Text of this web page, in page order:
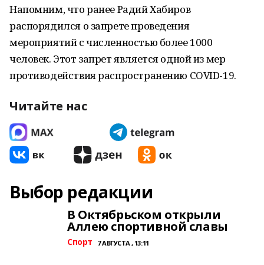
Напомним, что ранее Радий Хабиров
распорядился о запрете проведения
мероприятий с численностью более 1000
человек. Этот запрет является одной из мер
противодействия распространению COVID-19.
Читайте нас
Выбор редакции
В Октябрьском открыли
Аллею спортивной славы
Спорт 7 АВГУСТА , 13:11